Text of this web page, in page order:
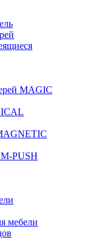
MAGIC
PUSH
мебели